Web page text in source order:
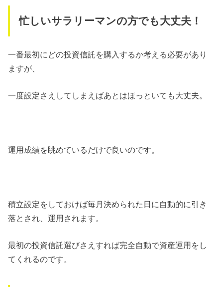
忙しいサラリーマンの方でも大丈夫！
一番最初にどの投資信託を購入するか考える必要があり
ますが、
一度設定さえしてしまえばあとはほっといても大丈夫。
運用成績を眺めているだけで良いのです。
積立設定をしておけば毎月決められた日に自動的に引き
落とされ、運用されます。
最初の投資信託選びさえすれば完全自動で資産運用をし
てくれるのです。